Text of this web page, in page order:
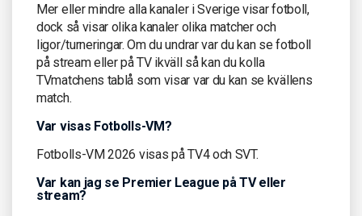
Mer eller mindre alla kanaler i Sverige visar fotboll,
dock så visar olika kanaler olika matcher och
ligor/turneringar. Om du undrar var du kan se fotboll
på stream eller på TV ikväll så kan du kolla
TVmatchens tablå som visar var du kan se kvällens
match.
Var visas Fotbolls-VM?
Fotbolls-VM 2026 visas på TV4 och SVT.
Var kan jag se Premier League på TV eller
stream?